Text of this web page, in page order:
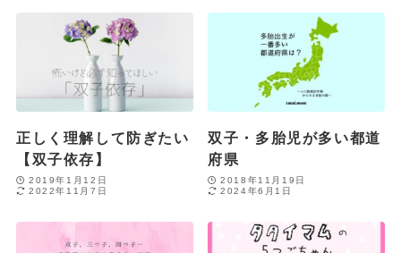
正しく理解して防ぎたい
【双子依存】
2019年1月12日
2022年11月7日
双子・多胎児が多い都道
府県
2018年11月19日
2024年6月1日